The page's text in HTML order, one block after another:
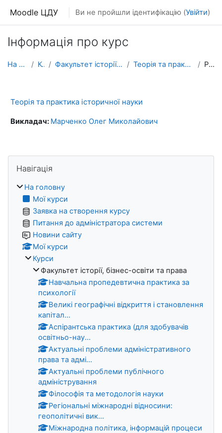
Moodle ЦДУ Ви не пройшли ідентифікацію (Увійти)
Інформація про курс
На головну Курси Факультет історії, бізнес-освіти та права Теорія та практика історичної науки Резюме
Теорія та практика історичної науки
Викладач: Марченко Олег Миколайович
Блоки
Навігація
На головну
Мої курси
Заявка на створення курсу
Питання до адміністратора системи
Новини сайту
Мої курси
Курси
Факультет історії, бізнес-освіти та права
Навчальна пропедевтична практика за
психології
Великі географічні відкриття і становлення
капітал...
Аспірантська практика (для здобувачів
освітньо-нау...
Актуальні проблеми адміністративного
права та адмі...
Актуальні проблеми публічного
адміністрування
Філософія та методологія науки
Регіональні міжнародні відносини:
геополітичні вик...
Міжнародна політика, інформацій процеси